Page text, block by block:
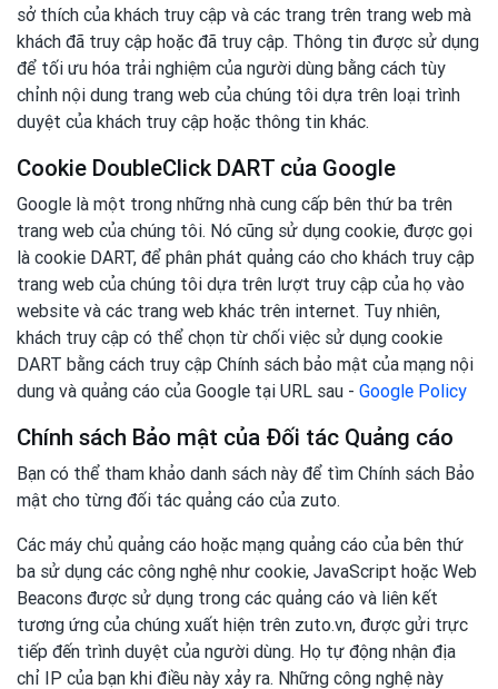
sở thích của khách truy cập và các trang trên trang web mà
khách đã truy cập hoặc đã truy cập. Thông tin được sử dụng
để tối ưu hóa trải nghiệm của người dùng bằng cách tùy
chỉnh nội dung trang web của chúng tôi dựa trên loại trình
duyệt của khách truy cập hoặc thông tin khác.
Cookie DoubleClick DART của Google
Google là một trong những nhà cung cấp bên thứ ba trên
trang web của chúng tôi. Nó cũng sử dụng cookie, được gọi
là cookie DART, để phân phát quảng cáo cho khách truy cập
trang web của chúng tôi dựa trên lượt truy cập của họ vào
website và các trang web khác trên internet. Tuy nhiên,
khách truy cập có thể chọn từ chối việc sử dụng cookie
DART bằng cách truy cập Chính sách bảo mật của mạng nội
dung và quảng cáo của Google tại URL sau - Google Policy
Chính sách Bảo mật của Đối tác Quảng cáo
Bạn có thể tham khảo danh sách này để tìm Chính sách Bảo
mật cho từng đối tác quảng cáo của zuto.
Các máy chủ quảng cáo hoặc mạng quảng cáo của bên thứ
ba sử dụng các công nghệ như cookie, JavaScript hoặc Web
Beacons được sử dụng trong các quảng cáo và liên kết
tương ứng của chúng xuất hiện trên zuto.vn, được gửi trực
tiếp đến trình duyệt của người dùng. Họ tự động nhận địa
chỉ IP của bạn khi điều này xảy ra. Những công nghệ này